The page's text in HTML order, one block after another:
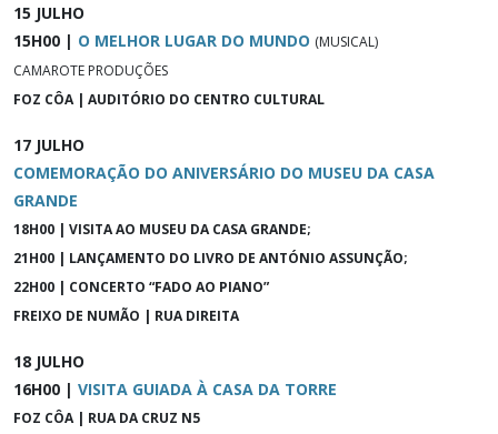
15 JULHO
15H00 | O MELHOR LUGAR DO MUNDO (MUSICAL)
CAMAROTE PRODUÇÕES
FOZ CÔA | AUDITÓRIO DO CENTRO CULTURAL
17 JULHO
COMEMORAÇÃO DO ANIVERSÁRIO DO MUSEU DA CASA
GRANDE
18H00 | VISITA AO MUSEU DA CASA GRANDE;
21H00 | LANÇAMENTO DO LIVRO DE ANTÓNIO ASSUNÇÃO;
22H00 | CONCERTO “FADO AO PIANO”
FREIXO DE NUMÃO | RUA DIREITA
18 JULHO
16H00 | VISITA GUIADA À CASA DA TORRE
FOZ CÔA | RUA DA CRUZ N5